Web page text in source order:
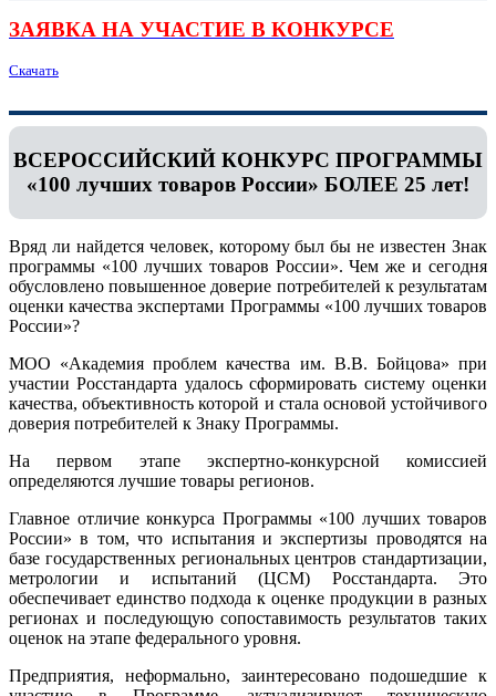
ЗАЯВКА НА УЧАСТИЕ В КОНКУРСЕ
Скачать
ВСЕРОССИЙСКИЙ КОНКУРС ПРОГРАММЫ
«100 лучших товаров России» БОЛЕЕ 25 лет!
Вряд ли найдется человек, которому был бы не известен Знак
программы «100 лучших товаров России». Чем же и сегодня
обусловлено повышенное доверие потребителей к результатам
оценки качества экспертами Программы «100 лучших товаров
России»?
МОО «Академия проблем качества им. В.В. Бойцова» при
участии Росстандарта удалось сформировать систему оценки
качества, объективность которой и стала основой устойчивого
доверия потребителей к Знаку Программы.
На первом этапе экспертно-конкурсной комиссией
определяются лучшие товары регионов.
Главное отличие конкурса Программы «100 лучших товаров
России» в том, что испытания и экспертизы проводятся на
базе государственных региональных центров стандартизации,
метрологии и испытаний (ЦCM) Росстандарта. Это
обеспечивает единство подхода к оценке продукции в разных
регионах и последующую сопоставимость результатов таких
оценок на этапе федерального уровня.
Предприятия, неформально, заинтересовано подошедшие к